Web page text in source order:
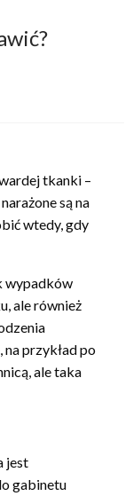
tkanki –
są na
wtedy, gdy
wypadków
ale również
na przykład po
ale taka
jest
gabinetu